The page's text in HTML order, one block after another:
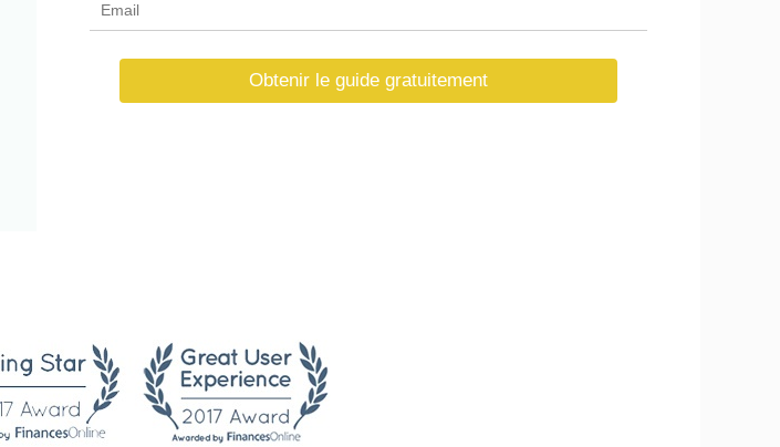
Obtenir le guide gratuitement